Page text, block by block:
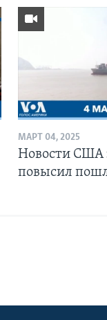
МАРТ 04, 2025
Новости США
повысил